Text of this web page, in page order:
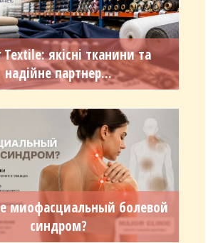
якісні тканини та
надійне партнер...
миофасциальный болевой
синдром?